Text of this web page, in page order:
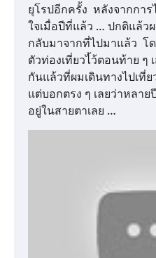
ยุโรปอีกครั้ง หลังจากกา
ใจเมื่อปีที่แล้ว … ปกติแล้ว
กลับมาจากที่ไปมาแล้ว โด
ตัวท่องเที่ยวไ้ว้ตอนท้าย ๆ
กันแล้วที่ผมเดินทางไปเที่
แต่บอกตรง ๆ เลยว่าหลา
อยู่ในสายตาเลย …